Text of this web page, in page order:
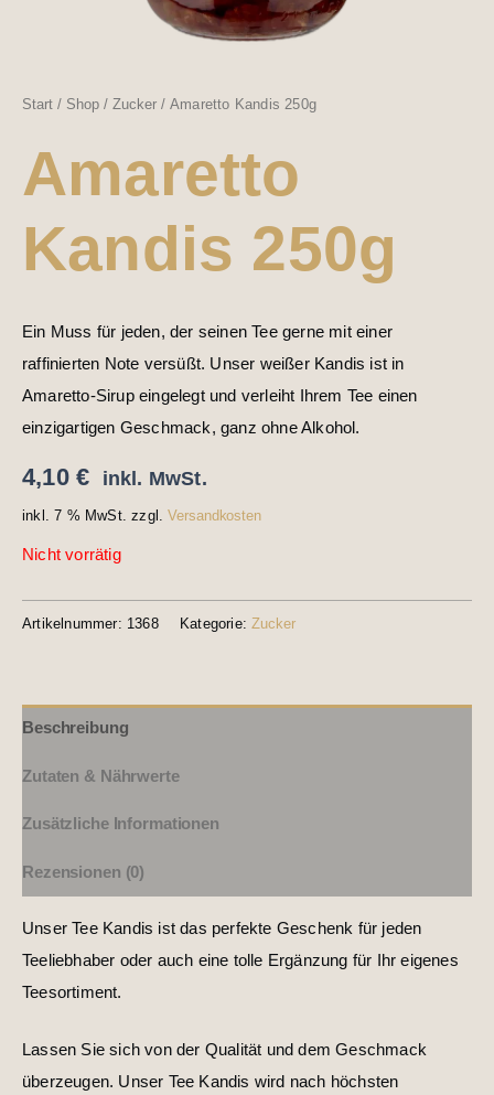
Start/ Shop/Zucker/ Amaretto Kandis 250g
Amaretto
Kandis 250g
Ein Muss für jeden, der seinen Tee gerne mit einer
raffinierten Note versüßt. Unser weißer Kandis ist in
Amaretto-Sirup eingelegt und verleiht Ihrem Tee einen
einzigartigen Geschmack, ganz ohne Alkohol.
4,10 € inkl. MwSt.
inkl. 7 % MwSt. zzgl.Versandkosten
Nicht vorrätig
Artikelnummer: 1368 Kategorie:Zucker
Beschreibung
Zutaten & Nährwerte
Zusätzliche Informationen
Rezensionen (0)
Unser Tee Kandis ist das perfekte Geschenk für jeden
Teeliebhaber oder auch eine tolle Ergänzung für Ihr eigenes
Teesortiment.
Lassen Sie sich von der Qualität und dem Geschmack
überzeugen. Unser Tee Kandis wird nach höchsten